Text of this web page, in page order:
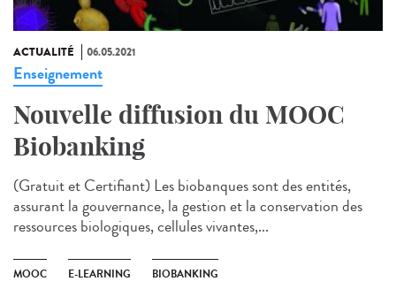
ACTUALITÉ 06.05.2021
Enseignement
Nouvelle diffusion du MOOC
Biobanking
(Gratuit et Certifiant) Les biobanques sont des entités,
assurant la gouvernance, la gestion et la conservation des
ressources biologiques, cellules vivantes,...
MOOC E-LEARNING BIOBANKING